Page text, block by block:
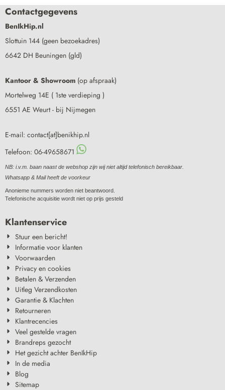
Contactgegevens
BenIkHip.nl
Slottuin 144 (geen bezoekadres)
6642 DH Beuningen (gld)
Kantoor & Showroom (op afspraak)
Mortelweg 14E ( 1ste verdieping )
6551 AE Weurt - bij Nijmegen
E-mail: contact[at]benikhip.nl
Telefoon: 06-49658671
NB: i.v.m. baan naast de webshop zijn wij niet altijd telefonisch bereikbaar.
Whatsapp & Mail heeft de voorkeur
Anonieme nummers worden niet beantwoord.
Telefonische acquisitie wordt niet op prijs gesteld
Klantenservice
Stuur een bericht!
Informatie voor klanten
Voorwaarden
Privacy en cookies
Betalen & Verzenden
Uitleg Verzendkosten
Garantie & Klachten
Retourneren
Klantrecencies
Veel gestelde vragen
Brandreps gezocht
Het gezicht achter BenIkHip
In de media
Blog
Sitemap